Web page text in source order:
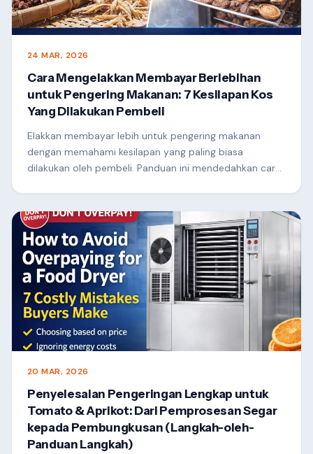
24 MAR, 2026
Cara Mengelakkan Membayar Berlebihan
untuk Pengering Makanan: 7 Kesilapan Kos
Yang Dilakukan Pembeli
Elakkan membayar lebih untuk pengering makanan
dengan memahami kesilapan yang paling biasa
dilakukan oleh pembeli. Panduan ini mendedahkan cara
dan ROI—membantu anda membuat pelaburan yang
lebih bijak dan memaksimumkan keuntungan anda.
20 MAR, 2026
Penyelesaian Pengeringan Lengkap untuk
Tomato & Aprikot: Dari Pemprosesan Segar
kepada Pembungkusan (Langkah-oleh-
Panduan Langkah)